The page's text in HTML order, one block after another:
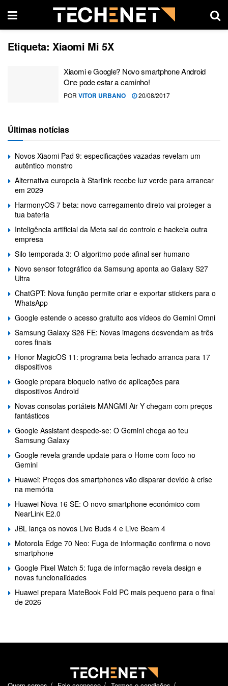
Etiqueta: Xiaomi Mi 5X
Xiaomi e Google? Novo smartphone Android
One pode estar a caminho!
POR VITOR URBANO 20/08/2017
Últimas notícias
Novos Xiaomi Pad 9: especificações vazadas revelam um
autêntico monstro
Alternativa europeia à Starlink recebe luz verde para arrancar
em 2029
HarmonyOS 7 beta: novo carregamento direto vai proteger a
tua bateria
Inteligência artificial da Meta sai do controlo e hackeia outra
empresa
Silo temporada 3: O algoritmo pode afinal ser humano
Novo sensor fotográfico da Samsung aponta ao Galaxy S27
Ultra
ChatGPT: Nova função permite criar e exportar stickers para o
WhatsApp
Google estende o acesso gratuito aos vídeos do Gemini Omni
Samsung Galaxy S26 FE: Novas imagens desvendam as três
cores finais
Honor MagicOS 11: programa beta fechado arranca para 17
dispositivos
Google prepara bloqueio nativo de aplicações para
dispositivos Android
Novas consolas portáteis MANGMI Air Y chegam com preços
fantásticos
Google Assistant despede-se: O Gemini chega ao teu
Samsung Galaxy
Google revela grande update para o Home com foco no
Gemini
Huawei: Preços dos smartphones vão disparar devido à crise
na memória
Huawei Nova 16 SE: O novo smartphone económico com
NearLink E2.0
JBL lança os novos Live Buds 4 e Live Beam 4
Motorola Edge 70 Neo: Fuga de informação confirma o novo
smartphone
Google Pixel Watch 5: fuga de informação revela design e
novas funcionalidades
Huawei prepara MateBook Fold PC mais pequeno para o final
de 2026